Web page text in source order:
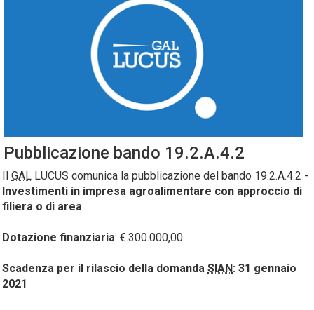
Pubblicazione bando 19.2.A.4.2
GAL LUCUS comunica la pubblicazione del bando 19.2.A.4.2 -
Investimenti in impresa agroalimentare con approccio di
filiera o di area.
Dotazione finanziaria: €.300.000,00
Scadenza per il rilascio della domanda SIAN : 31 gennaio
2021